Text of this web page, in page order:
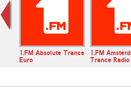
1.FM Absolute Trance
Euro
1.FM
Trance Radio